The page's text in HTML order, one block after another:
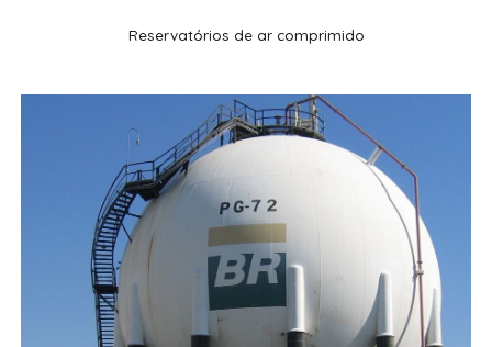
Reservatórios de ar comprimido